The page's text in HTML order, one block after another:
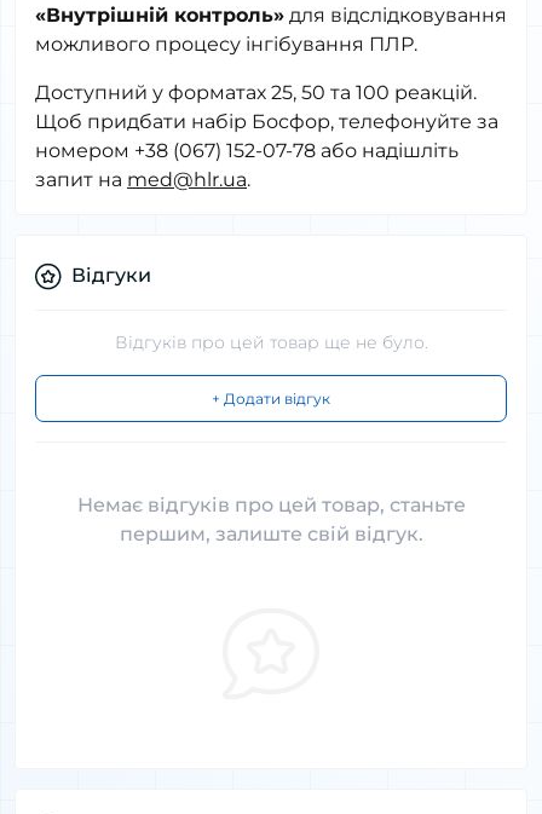
«Внутрішній контроль» для відслідковування
можливого процесу інгібування ПЛР.
Доступний у форматах 25, 50 та 100 реакцій.
Щоб придбати набір Босфор, телефонуйте за
номером +38 (067) 152-07-78 або надішліть
запит на med@hlr.ua.
Відгуки
Відгуків про цей товар ще не було.
+ Додати відгук
Немає відгуків про цей товар, станьте
першим, залиште свій відгук.